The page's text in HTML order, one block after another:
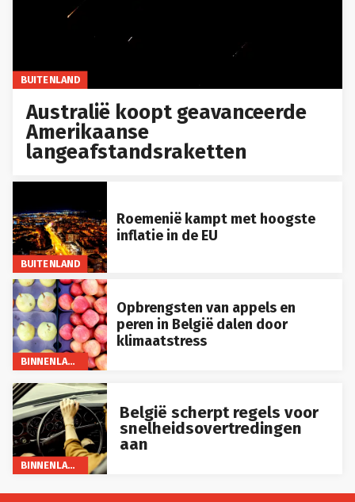
BUITENLAND
Australië koopt geavanceerde
Amerikaanse
langeafstandsraketten
BUITENLAND
Roemenië kampt met hoogste
inflatie in de EU
BINNENLAND
Opbrengsten van appels en
peren in België dalen door
klimaatstress
BINNENLAND
België scherpt regels voor
snelheidsovertredingen
aan